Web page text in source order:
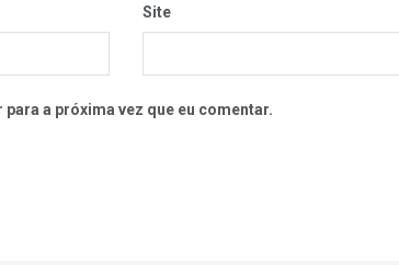
Site
a próxima vez que eu comentar.